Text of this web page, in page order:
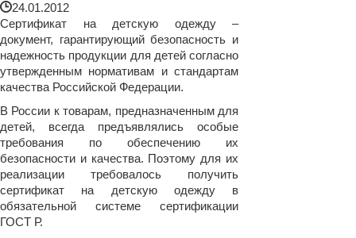
24.01.2012
Сертификат на детскую одежду –
документ, гарантирующий безопасность и
надежность продукции для детей согласно
утвержденным нормативам и стандартам
качества Российской Федерации.
В России к товарам, предназначенным для
детей, всегда предъявлялись особые
требования по обеспечению их
безопасности и качества. Поэтому для их
реализации требовалось получить
сертификат на детскую одежду в
обязательной системе сертификации
ГОСТ Р.